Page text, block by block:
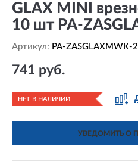
GLAX MINI
10 шт PA-
Артикул: PA-ZASGLAXMWK-
741 руб.
НЕТ В НАЛИЧИИ
УВЕДОМИТЬ О